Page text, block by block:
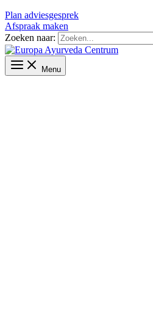
Plan adviesgesprek
Afspraak maken
Zoeken naar:
Menu